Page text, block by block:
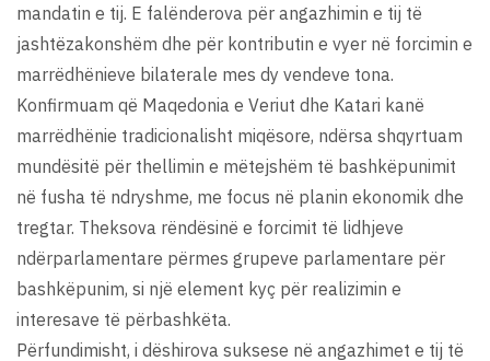
mandatin e tij. E falënderova për angazhimin e tij të
jashtëzakonshëm dhe për kontributin e vyer në forcimin e
marrëdhënieve bilaterale mes dy vendeve tona.
Konfirmuam që Maqedonia e Veriut dhe Katari kanë
marrëdhënie tradicionalisht miqësore, ndërsa shqyrtuam
mundësitë për thellimin e mëtejshëm të bashkëpunimit
në fusha të ndryshme, me focus në planin ekonomik dhe
tregtar. Theksova rëndësinë e forcimit të lidhjeve
ndërparlamentare përmes grupeve parlamentare për
bashkëpunim, si një element kyç për realizimin e
interesave të përbashkëta.
Përfundimisht, i dëshirova suksese në angazhimet e tij të